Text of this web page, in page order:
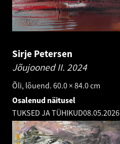
Sirje Petersen
Jõujooned II. 2024
Õli, lõuend. 60.0 × 84.0 cm
Osalenud näitusel
TUKSED JA TÜHIKUD08.05.2026